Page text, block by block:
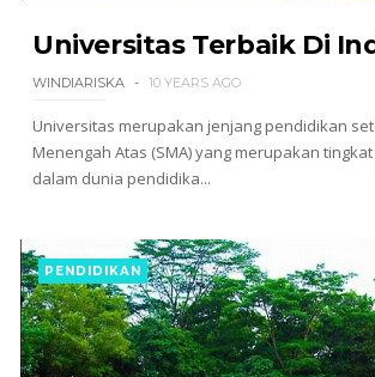
Universitas Terbaik Di
WINDIARISKA 10 YEARS AGO
Universitas merupakan jenjang pendidikan
Menengah Atas (SMA) yang merupakan
dalam dunia pendidika...
PENDIDIKAN